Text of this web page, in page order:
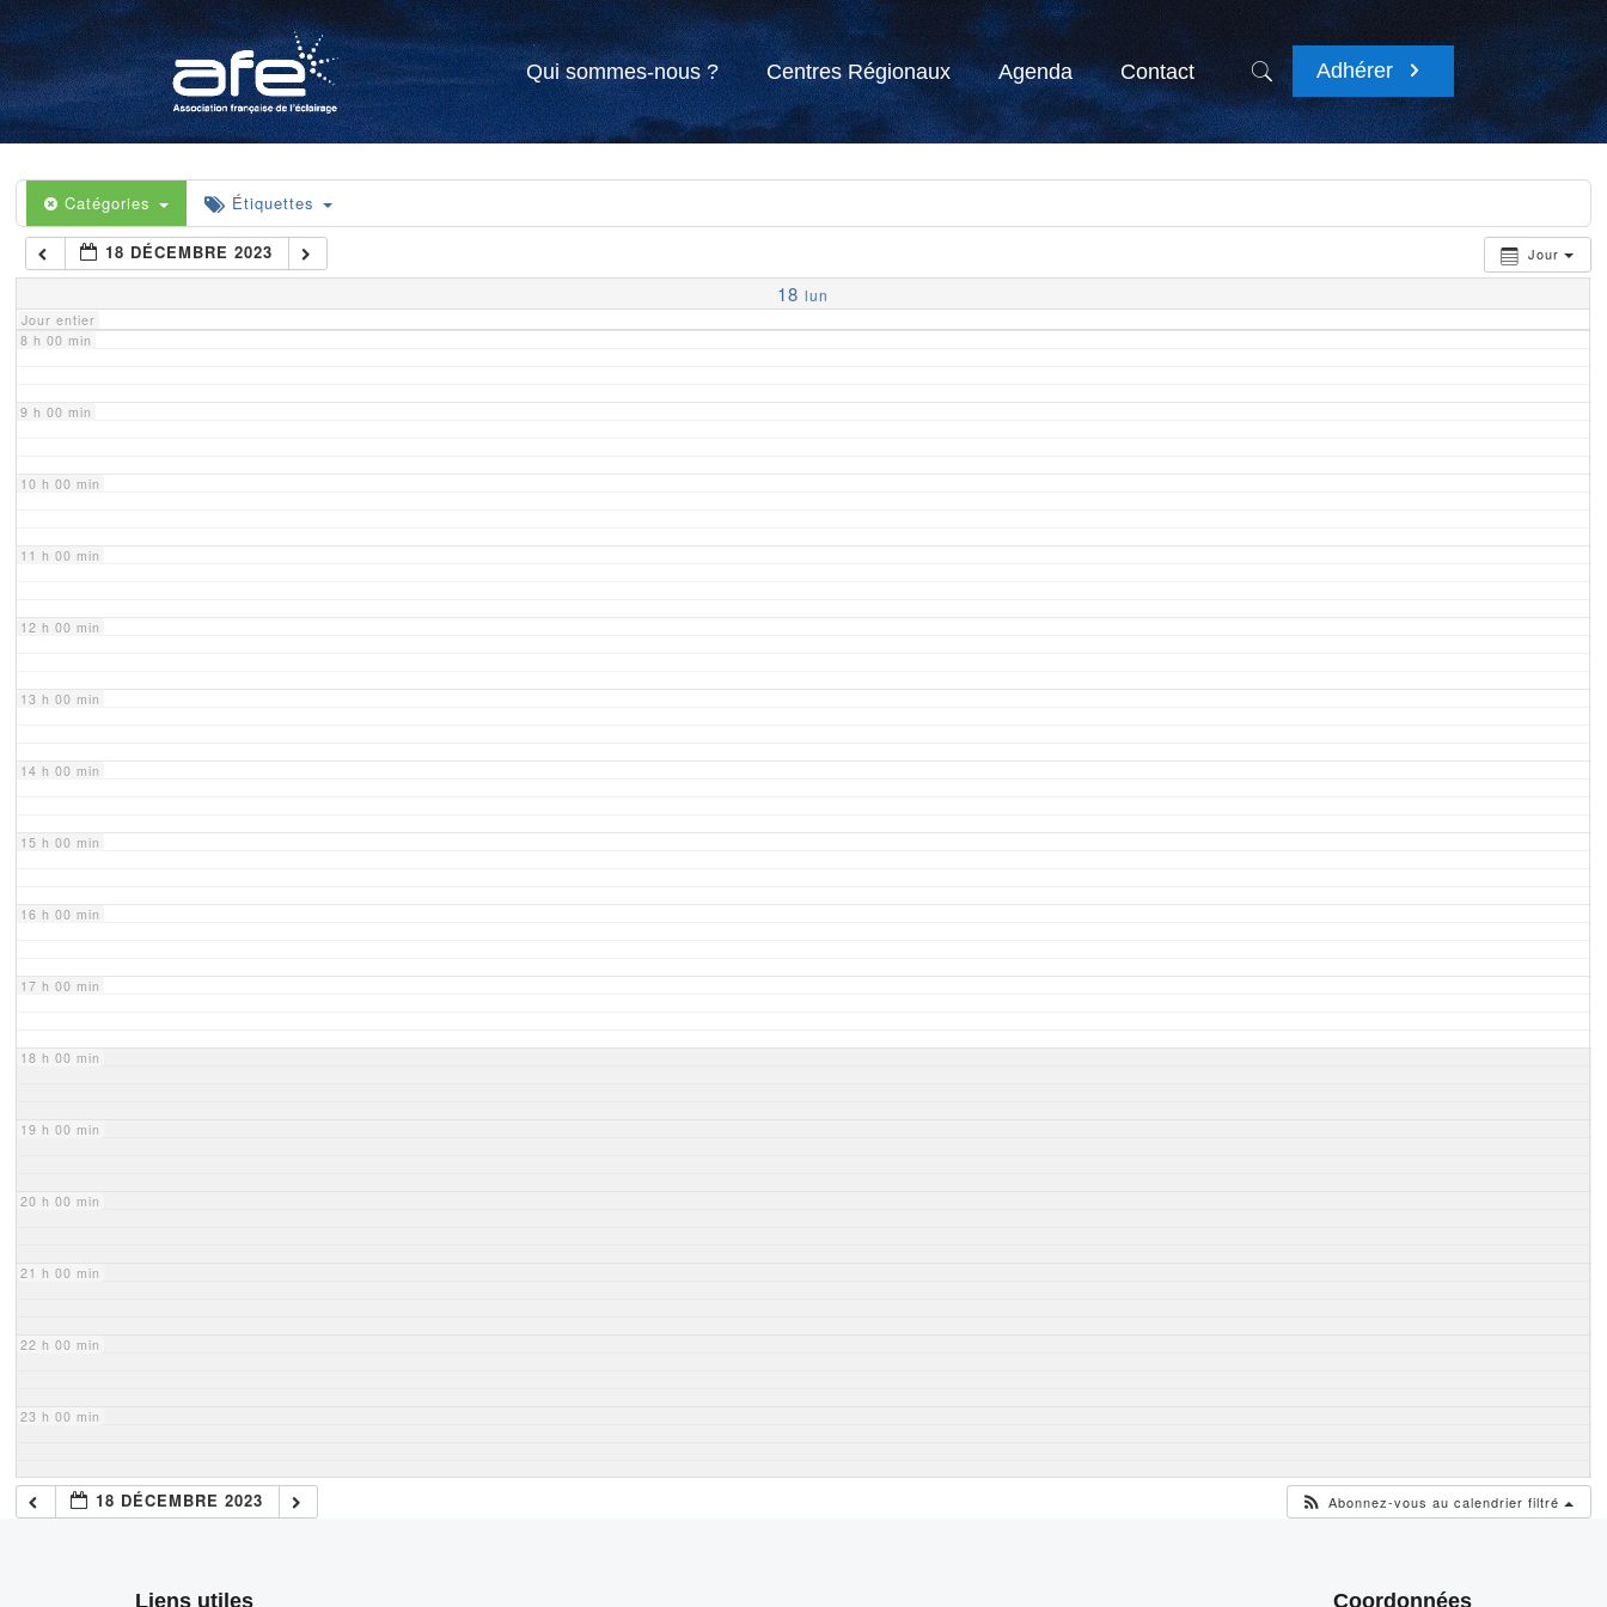
Qui sommes-nous ? Centres Régionaux Agenda Contact Adhérer
Catégories Étiquettes
Jour
18 DÉCEMBRE 2023
18 lun
Jour entier
4 h 00 min
5 h 00 min
6 h 00 min
7 h 00 min
8 h 00 min
9 h 00 min
10 h 00 min
11 h 00 min
12 h 00 min
13 h 00 min
14 h 00 min
15 h 00 min
16 h 00 min
17 h 00 min
18 h 00 min
19 h 00 min
20 h 00 min
21 h 00 min
22 h 00 min
23 h 00 min
18 DÉCEMBRE 2023 Abonnez-vous au calendrier filtré
Liens utiles Coordonnées